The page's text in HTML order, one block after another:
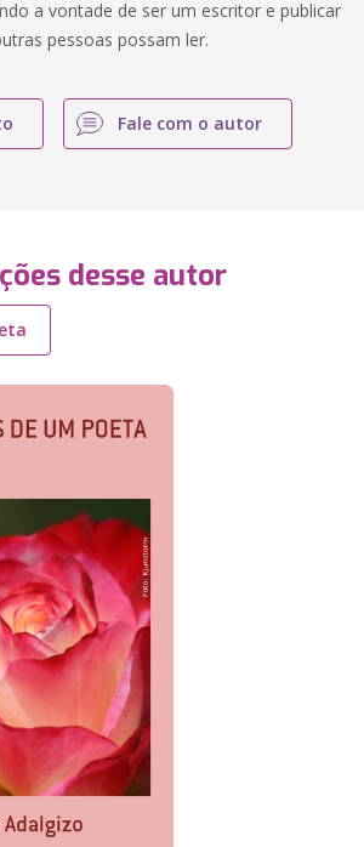
a vontade de ser um escritor e publicar
pessoas possam ler.
Fale com o autor
desse autor